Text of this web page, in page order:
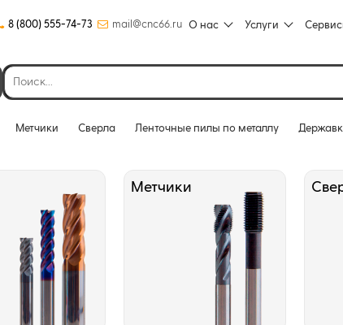
8 (800) 555-74-73 mail@cnc66.ru О нас Услуги
Метчики Сверла Ленточные пилы по металлу
Метчики